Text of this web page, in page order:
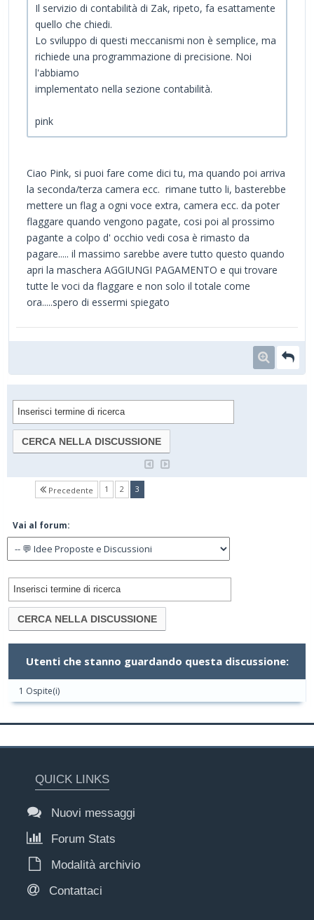
Il servizio di contabilità di Zak, ripeto, fa esattamente
quello che chiedi.
Lo sviluppo di questi meccanismi non è semplice, ma
richiede una programmazione di precisione. Noi
l'abbiamo
implementato nella sezione contabilità.
pink
Ciao Pink, si puoi fare come dici tu, ma quando poi arriva
la seconda/terza camera ecc. rimane tutto li, basterebbe
mettere un flag a ogni voce extra, camera ecc. da poter
flaggare quando vengono pagate, cosi poi al prossimo
pagante a colpo d' occhio vedi cosa è rimasto da
pagare..... il massimo sarebbe avere tutto questo quando
apri la maschera AGGIUNGI PAGAMENTO e qui trovare
tutte le voci da flaggare e non solo il totale come
ora.....spero di essermi spiegato
Precedente 1 2 3(current)
Vai al forum:
Utenti che stanno guardando questa discussione:
1 Ospite(i)
QUICK LINKS
Nuovi messaggi
Forum Stats
Modalità archivio
Contattaci